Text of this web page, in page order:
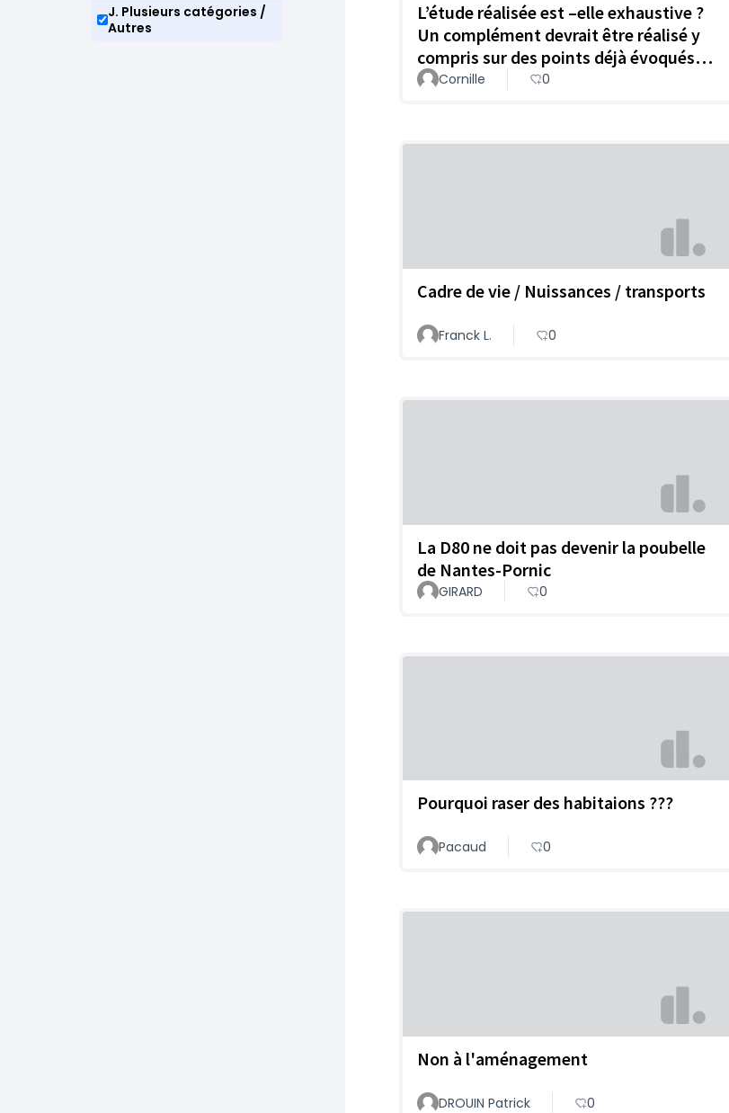
j. Plusieurs catégories /
Autres
L’étude réalisée est –elle exhaustive ?
Un complément devrait être réalisé y
compris sur des points déjà évoqués…
Cornille 0
Cadre de vie / Nuissances / transports
Franck L. 0
La D80 ne doit pas devenir la poubelle
de Nantes-Pornic
GIRARD 0
Pourquoi raser des habitaions ???
Pacaud 0
Non à l'aménagement
DROUIN Patrick 0